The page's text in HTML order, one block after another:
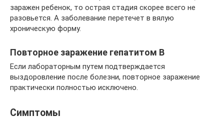
заражен ребенок, то острая стадия скорее всего не
разовьется. А заболевание перетечет в вялую
хроническую форму.
Повторное заражение гепатитом В
Если лабораторным путем подтверждается
выздоровление после болезни, повторное заражение
практически полностью исключено.
Симптомы